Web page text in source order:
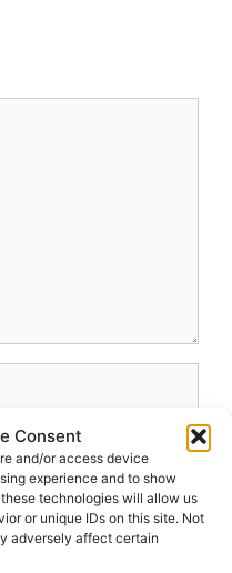
Consent
and/or access device
experience and to show
technologies will allow us
or unique IDs on this site. Not
adversely affect certain